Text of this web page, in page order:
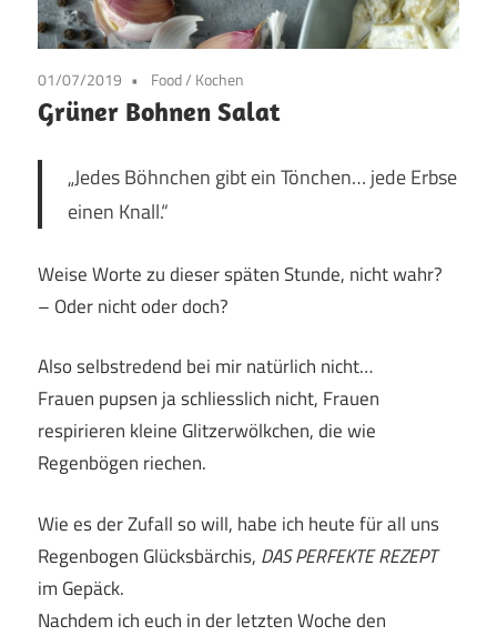
01/07/2019 Food/ Kochen
Grüner Bohnen Salat
„Jedes Böhnchen gibt ein Tönchen… jede Erbse
einen Knall.“
Weise Worte zu dieser späten Stunde, nicht wahr?
– Oder nicht oder doch?
Also selbstredend bei mir natürlich nicht…
Frauen pupsen ja schliesslich nicht, Frauen
respirieren kleine Glitzerwölkchen, die wie
Regenbögen riechen.
Wie es der Zufall so will, habe ich heute für all uns
Regenbogen Glücksbärchis, DAS PERFEKTE REZEPT
im Gepäck.
Nachdem ich euch in der letzten Woche den